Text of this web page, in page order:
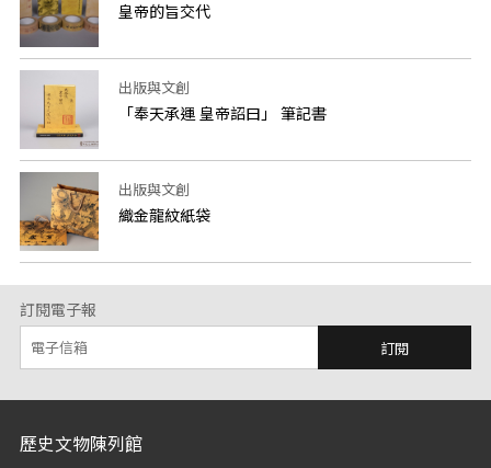
皇帝的旨交代
出版與文創
「奉天承運 皇帝詔曰」 筆記書
出版與文創
織金龍紋紙袋
訂閱電子報
訂閱
:::
歷史文物陳列館